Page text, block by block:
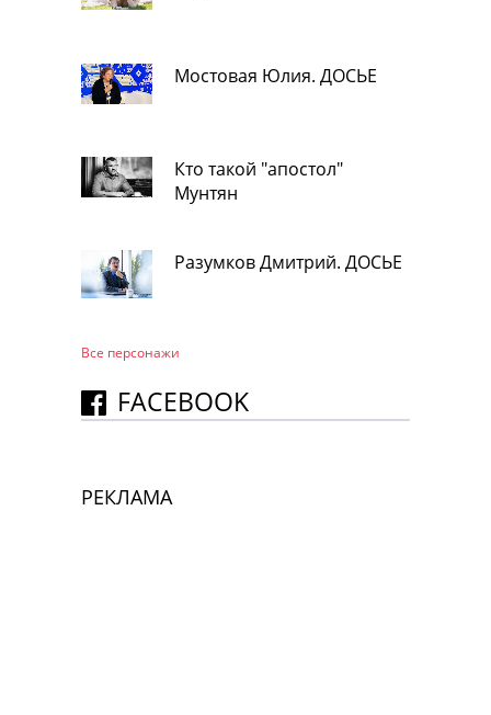
Мостовая Юлия. ДОСЬЕ
Кто такой "апостол"
Мунтян
Разумков Дмитрий. ДОСЬЕ
Все персонажи
FACEBOOK
РЕКЛАМА